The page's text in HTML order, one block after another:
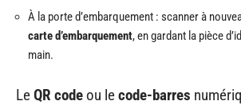
À la porte d’embarquement : scanner à
carte d’embarquement, en gardant la pièce
main.
LeQR code ou lecode-barres